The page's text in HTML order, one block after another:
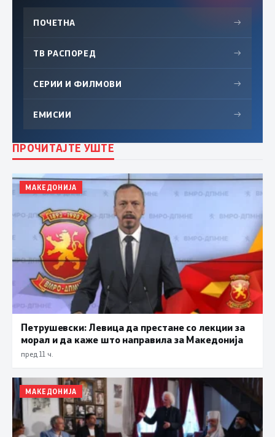
ПОЧЕТНА →
ТВ РАСПОРЕД →
СЕРИИ И ФИЛМОВИ →
ЕМИСИИ →
ПРОЧИТАЈТЕ УШТЕ
МАКЕДОНИЈА
Петрушевски: Левица да престане со лекции за
морал и да каже што направила за Македонија
пред 11 ч.
МАКЕДОНИЈА